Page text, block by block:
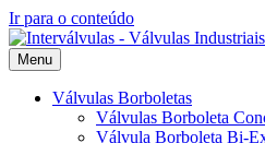
Ir para o conteúdo
Menu
Válvulas Borboletas
Válvulas Borboleta
Válvula Borboleta Bi-